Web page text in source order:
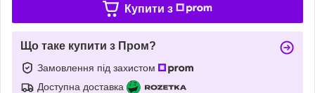
Купити з
Що таке купити з Пром?
Замовлення під захистом
Доступна доставка